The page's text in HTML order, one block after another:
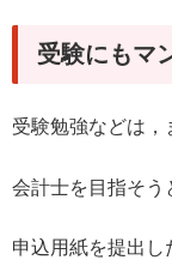
受験にもマ
受験勉強などは，
会計士を目指そう
申込用紙を提出し